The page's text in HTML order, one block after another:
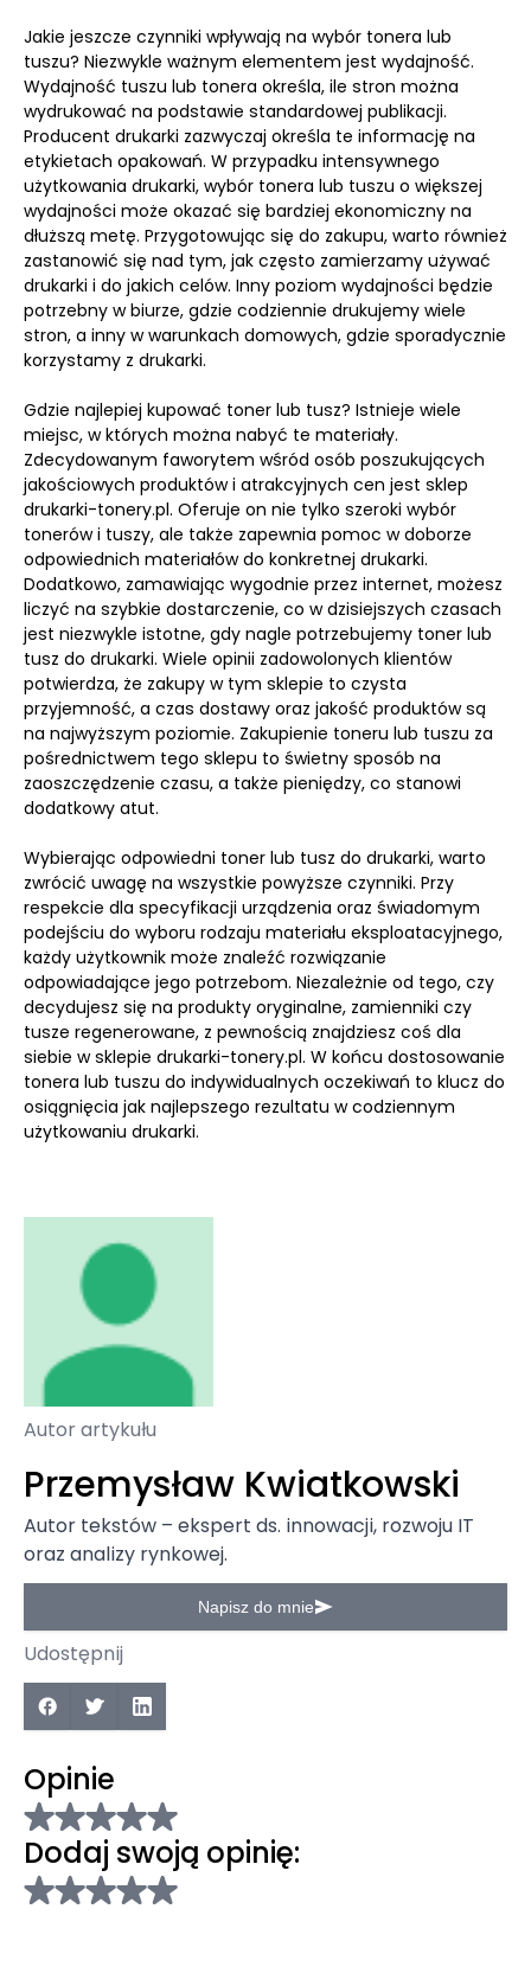
Jakie jeszcze czynniki wpływają na wybór tonera lub
tuszu? Niezwykle ważnym elementem jest wydajność.
Wydajność tuszu lub tonera określa, ile stron można
wydrukować na podstawie standardowej publikacji.
Producent drukarki zazwyczaj określa te informację na
etykietach opakowań. W przypadku intensywnego
użytkowania drukarki, wybór tonera lub tuszu o większej
wydajności może okazać się bardziej ekonomiczny na
dłuższą metę. Przygotowując się do zakupu, warto również
zastanowić się nad tym, jak często zamierzamy używać
drukarki i do jakich celów. Inny poziom wydajności będzie
potrzebny w biurze, gdzie codziennie drukujemy wiele
stron, a inny w warunkach domowych, gdzie sporadycznie
korzystamy z drukarki.
Gdzie najlepiej kupować toner lub tusz? Istnieje wiele
miejsc, w których można nabyć te materiały.
Zdecydowanym faworytem wśród osób poszukujących
jakościowych produktów i atrakcyjnych cen jest sklep
drukarki-tonery.pl. Oferuje on nie tylko szeroki wybór
tonerów i tuszy, ale także zapewnia pomoc w doborze
odpowiednich materiałów do konkretnej drukarki.
Dodatkowo, zamawiając wygodnie przez internet, możesz
liczyć na szybkie dostarczenie, co w dzisiejszych czasach
jest niezwykle istotne, gdy nagle potrzebujemy toner lub
tusz do drukarki. Wiele opinii zadowolonych klientów
potwierdza, że zakupy w tym sklepie to czysta
przyjemność, a czas dostawy oraz jakość produktów są
na najwyższym poziomie. Zakupienie toneru lub tuszu za
pośrednictwem tego sklepu to świetny sposób na
zaoszczędzenie czasu, a także pieniędzy, co stanowi
dodatkowy atut.
Wybierając odpowiedni toner lub tusz do drukarki, warto
zwrócić uwagę na wszystkie powyższe czynniki. Przy
respekcie dla specyfikacji urządzenia oraz świadomym
podejściu do wyboru rodzaju materiału eksploatacyjnego,
każdy użytkownik może znaleźć rozwiązanie
odpowiadające jego potrzebom. Niezależnie od tego, czy
decydujesz się na produkty oryginalne, zamienniki czy
tusze regenerowane, z pewnością znajdziesz coś dla
siebie w sklepie drukarki-tonery.pl. W końcu dostosowanie
tonera lub tuszu do indywidualnych oczekiwań to klucz do
osiągnięcia jak najlepszego rezultatu w codziennym
użytkowaniu drukarki.
Autor artykułu
Przemysław Kwiatkowski
Autor tekstów – ekspert ds. innowacji, rozwoju IT
oraz analizy rynkowej.
Napisz do mnie
Udostępnij
Opinie
Dodaj swoją opinię: